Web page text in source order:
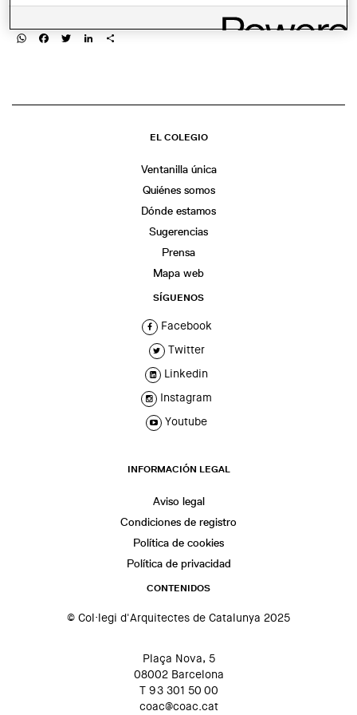
WhatsAppFacebookTwitterLinkedIn
EL COLEGIO
Ventanilla única
Quiénes somos
Dónde estamos
Sugerencias
Prensa
Mapa web
SÍGUENOS
Facebook
Twitter
Linkedin
Instagram
Youtube
INFORMACIÓN LEGAL
Aviso legal
Condiciones de registro
Política de cookies
Política de privacidad
CONTENIDOS
© Col·legi d'Arquitectes de Catalunya 2025
Plaça Nova, 5
08002 Barcelona
T 93 301 50 00
coac@coac.cat